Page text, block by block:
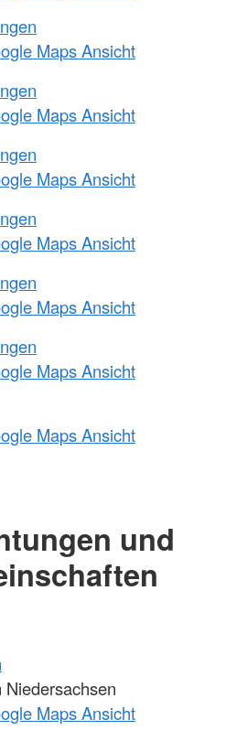
Maps Ansicht
Maps Ansicht
Maps Ansicht
Maps Ansicht
Maps Ansicht
Maps Ansicht
Maps Ansicht
und
Maps Ansicht